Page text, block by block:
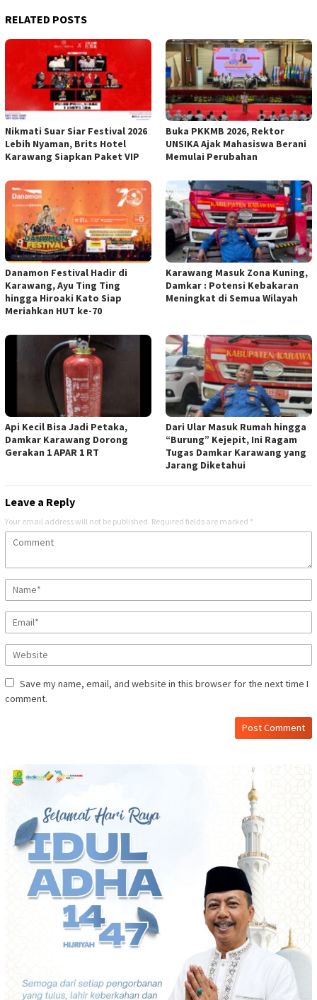
RELATED POSTS
Nikmati Suar Siar Festival 2026
Lebih Nyaman, Brits Hotel
Karawang Siapkan Paket VIP
Buka PKKMB 2026, Rektor
UNSIKA Ajak Mahasiswa Berani
Memulai Perubahan
Danamon Festival Hadir di
Karawang, Ayu Ting Ting
hingga Hiroaki Kato Siap
Meriahkan HUT ke-70
Karawang Masuk Zona Kuning,
Damkar : Potensi Kebakaran
Meningkat di Semua Wilayah
Api Kecil Bisa Jadi Petaka,
Damkar Karawang Dorong
Gerakan 1 APAR 1 RT
Dari Ular Masuk Rumah hingga
“Burung” Kejepit, Ini Ragam
Tugas Damkar Karawang yang
Jarang Diketahui
Leave a Reply
Your email address will not be published. Required fields are marked *
Save my name, email, and website in this browser for the next time I
comment.